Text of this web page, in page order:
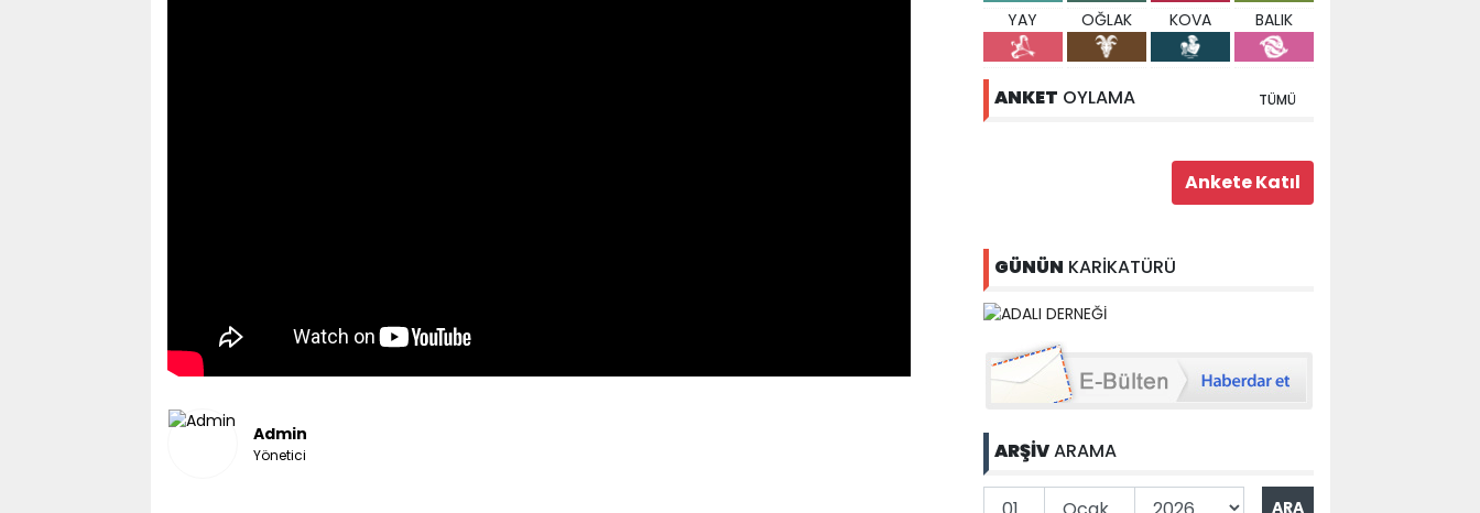
Admin
Yönetici
YAY OĞLAK KOVA BALIK
ANKET OYLAMA TÜMÜ
GÜNÜN KARİKATÜRÜ
ARŞİVARAMA